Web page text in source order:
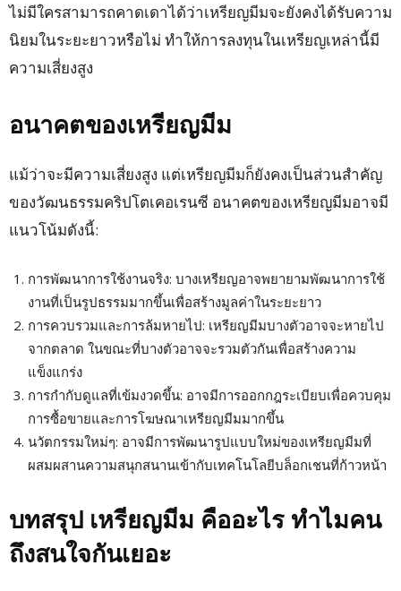
ไม่มีใครสามารถคาดเดาได้ว่าเหรียญมีมจะยังคงได้รับความ
นิยมในระยะยาวหรือไม่ ทำให้การลงทุนในเหรียญเหล่านี้มี
ความเสี่ยงสูง
อนาคตของเหรียญมีม
แม้ว่าจะมีความเสี่ยงสูง แต่เหรียญมีมก็ยังคงเป็นส่วนสำคัญ
ของวัฒนธรรมคริปโตเคอเรนซี อนาคตของเหรียญมีมอาจมี
แนวโน้มดังนี้:
การพัฒนาการใช้งานจริง: บางเหรียญอาจพยายามพัฒนาการใช้
งานที่เป็นรูปธรรมมากขึ้นเพื่อสร้างมูลค่าในระยะยาว
การควบรวมและการล้มหายไป: เหรียญมีมบางตัวอาจจะหายไป
จากตลาด ในขณะที่บางตัวอาจจะรวมตัวกันเพื่อสร้างความ
แข็งแกร่ง
การกำกับดูแลที่เข้มงวดขึ้น: อาจมีการออกกฎระเบียบเพื่อควบคุม
การซื้อขายและการโฆษณาเหรียญมีมมากขึ้น
นวัตกรรมใหม่ๆ: อาจมีการพัฒนารูปแบบใหม่ของเหรียญมีมที่
ผสมผสานความสนุกสนานเข้ากับเทคโนโลยีบล็อกเชนที่ก้าวหน้า
บทสรุป เหรียญมีม คืออะไร ทำไมคน
ถึงสนใจกันเยอะ